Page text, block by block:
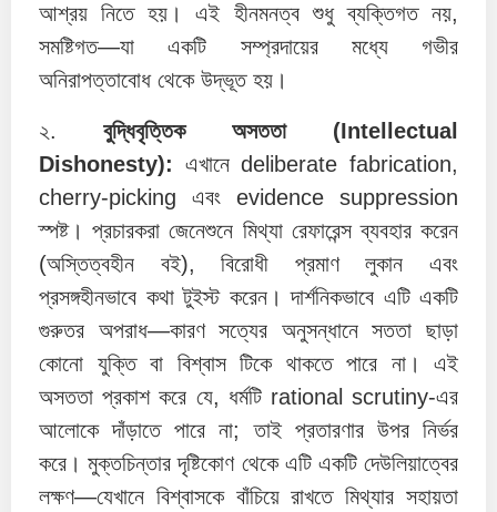
আশ্রয় নিতে হয়। এই হীনমনত্ব শুধু ব্যক্তিগত নয়,
সমষ্টিগত—যা একটি সম্প্রদায়ের মধ্যে গভীর
অনিরাপত্তাবোধ থেকে উদ্ভূত হয়।
২. বুদ্ধিবৃত্তিক অসততা (Intellectual
Dishonesty): এখানে deliberate fabrication,
cherry-picking এবং evidence suppression
স্পষ্ট। প্রচারকরা জেনেশুনে মিথ্যা রেফারেন্স ব্যবহার করেন
(অস্তিত্বহীন বই), বিরোধী প্রমাণ লুকান এবং
প্রসঙ্গহীনভাবে কথা টুইস্ট করেন। দার্শনিকভাবে এটি একটি
গুরুতর অপরাধ—কারণ সত্যের অনুসন্ধানে সততা ছাড়া
কোনো যুক্তি বা বিশ্বাস টিকে থাকতে পারে না। এই
অসততা প্রকাশ করে যে, ধর্মটি rational scrutiny-এর
আলোকে দাঁড়াতে পারে না; তাই প্রতারণার উপর নির্ভর
করে। মুক্তচিন্তার দৃষ্টিকোণ থেকে এটি একটি দেউলিয়াত্বের
লক্ষণ—যেখানে বিশ্বাসকে বাঁচিয়ে রাখতে মিথ্যার সহায়তা